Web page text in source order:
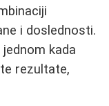
i doslednosti.
kada
rezultate,